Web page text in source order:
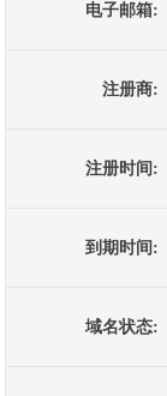
电子邮箱:
注册商:
注册时间:
到期时间:
域名状态: